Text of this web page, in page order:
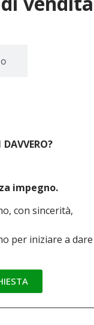
impegno.
con sincerità,
per iniziare a dare